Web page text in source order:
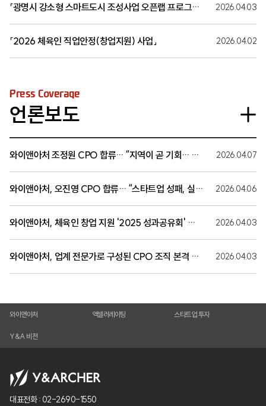
「광명시 강소형 스마트도시 조성사업 오픈랩 프로그램」 2026.04.03
「2026 체육인 직업안정(창업지원) 사업」 2026.04.02
Press Coverage
언론보도
와이앤아처 조정원 CPO 합류… “지역이 곧 기회… 현장 중심 창업 생태계 만들어야” ▶ 기사 원문 보기: [글로벌이코노믹] https://www.g-enews.com/article/Securities/2026/04/202604071118341601edf69f862c_1 2026.04.07
와이앤아처, 오진영 CPO 합류… “스타트업 성패, 실행력에서 갈린다” 2026.04.06
와이앤아처, 체육인 창업 지원 '2025 성과공유회' 개최… 하승진 등 60여 명 참석 2026.04.03
와이앤아처, 업계 전문가로 구성된 CPO 조직 본격 가동… ‘전주기 성장금융’실행력 강화 2026.04.03
와이앤아처 액셀러레이팅 스타트업 투자
Y&A 비전
대표전화 : 02-2690-1550